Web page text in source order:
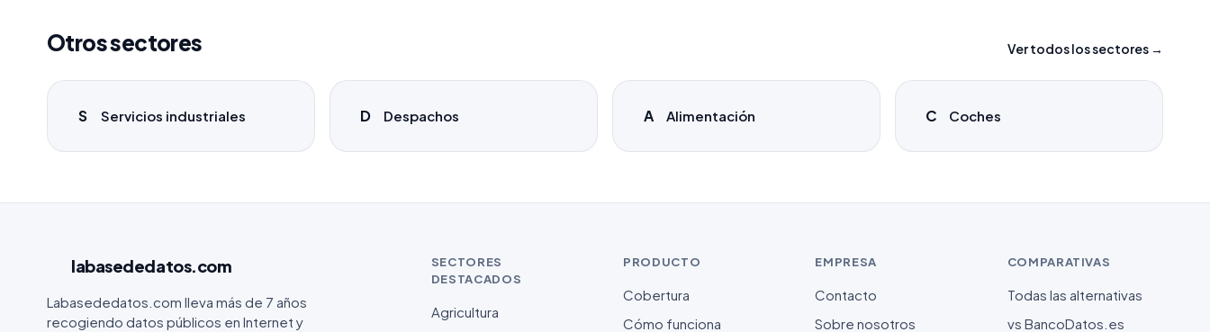
Otros sectores Ver todos los sectores →
S Servicios industriales D Despachos A Alimentación C Coches
labasededatos.com
Labasededatos.com lleva más de 7 años
recogiendo datos públicos en Internet y
SECTORES
DESTACADOS
Agricultura
PRODUCTO
Cobertura
Cómo funciona
EMPRESA
Contacto
Sobre nosotros
COMPARATIVAS
Todas las alternativas
vs BancoDatos.es